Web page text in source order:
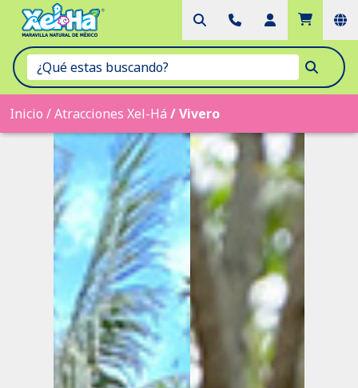
Inicio /Atracciones Xel-Há /Vivero